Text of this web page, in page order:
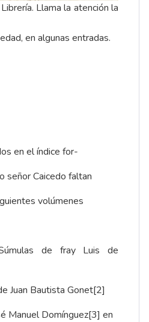
Llama la atención la
en algunas entradas.
en el índice for-
señor Caicedo faltan
volúmenes
de fray Luis de
Juan Bautista Gonet[2]
Manuel Domínguez[3] en